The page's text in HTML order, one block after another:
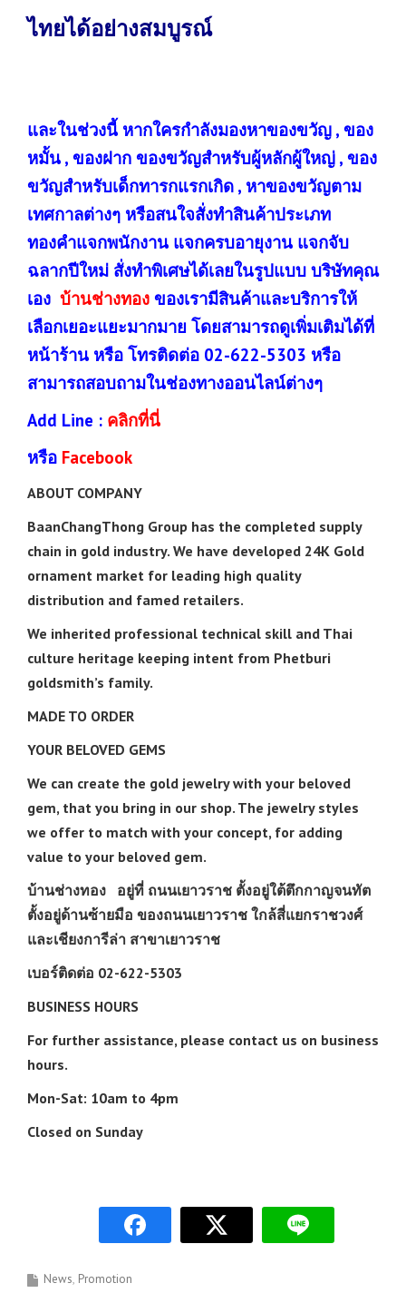
ไทยได้อย่างสมบูรณ์
และในช่วงนี้ หากใครกำลังมองหาของขวัญ , ของ
หมั้น , ของฝาก ของขวัญสำหรับผู้หลักผู้ใหญ่ , ของ
ขวัญสำหรับเด็กทารกแรกเกิด , หาของขวัญตาม
เทศกาลต่างๆ หรือสนใจสั่งทำสินค้าประเภท
ทองคำแจกพนักงาน แจกครบอายุงาน แจกจับ
ฉลากปีใหม่ สั่งทำพิเศษได้เลยในรูปแบบ บริษัทคุณ
เอง บ้านช่างทอง ของเรามีสินค้าและบริการให้
เลือกเยอะแยะมากมาย โดยสามารถดูเพิ่มเติมได้ที่
หน้าร้าน หรือ โทรติดต่อ 02-622-5303 หรือ
สามารถสอบถามในช่องทางออนไลน์ต่างๆ
Add Line : คลิกที่นี่
หรือ Facebook
ABOUT COMPANY
BaanChangThong Group has the completed supply
chain in gold industry. We have developed 24K Gold
ornament market for leading high quality
distribution and famed retailers.
We inherited professional technical skill and Thai
culture heritage keeping intent from Phetburi
goldsmith’s family.
MADE TO ORDER
YOUR BELOVED GEMS
We can create the gold jewelry with your beloved
gem, that you bring in our shop. The jewelry styles
we offer to match with your concept, for adding
value to your beloved gem.
บ้านช่างทอง อยู่ที่ ถนนเยาวราช ตั้งอยู่ใต้ตึกกาญจนทัต
ตั้งอยู่ด้านซ้ายมือ ของถนนเยาวราช ใกล้สี่แยกราชวงศ์
และเชียงการีล่า สาขาเยาวราช
เบอร์ติดต่อ 02-622-5303
BUSINESS HOURS
For further assistance, please contact us on business
hours.
Mon-Sat: 10am to 4pm
Closed on Sunday
News Promotion